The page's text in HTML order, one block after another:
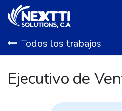
Ir al contenido
Todos los trabajos
Ejecutivo de